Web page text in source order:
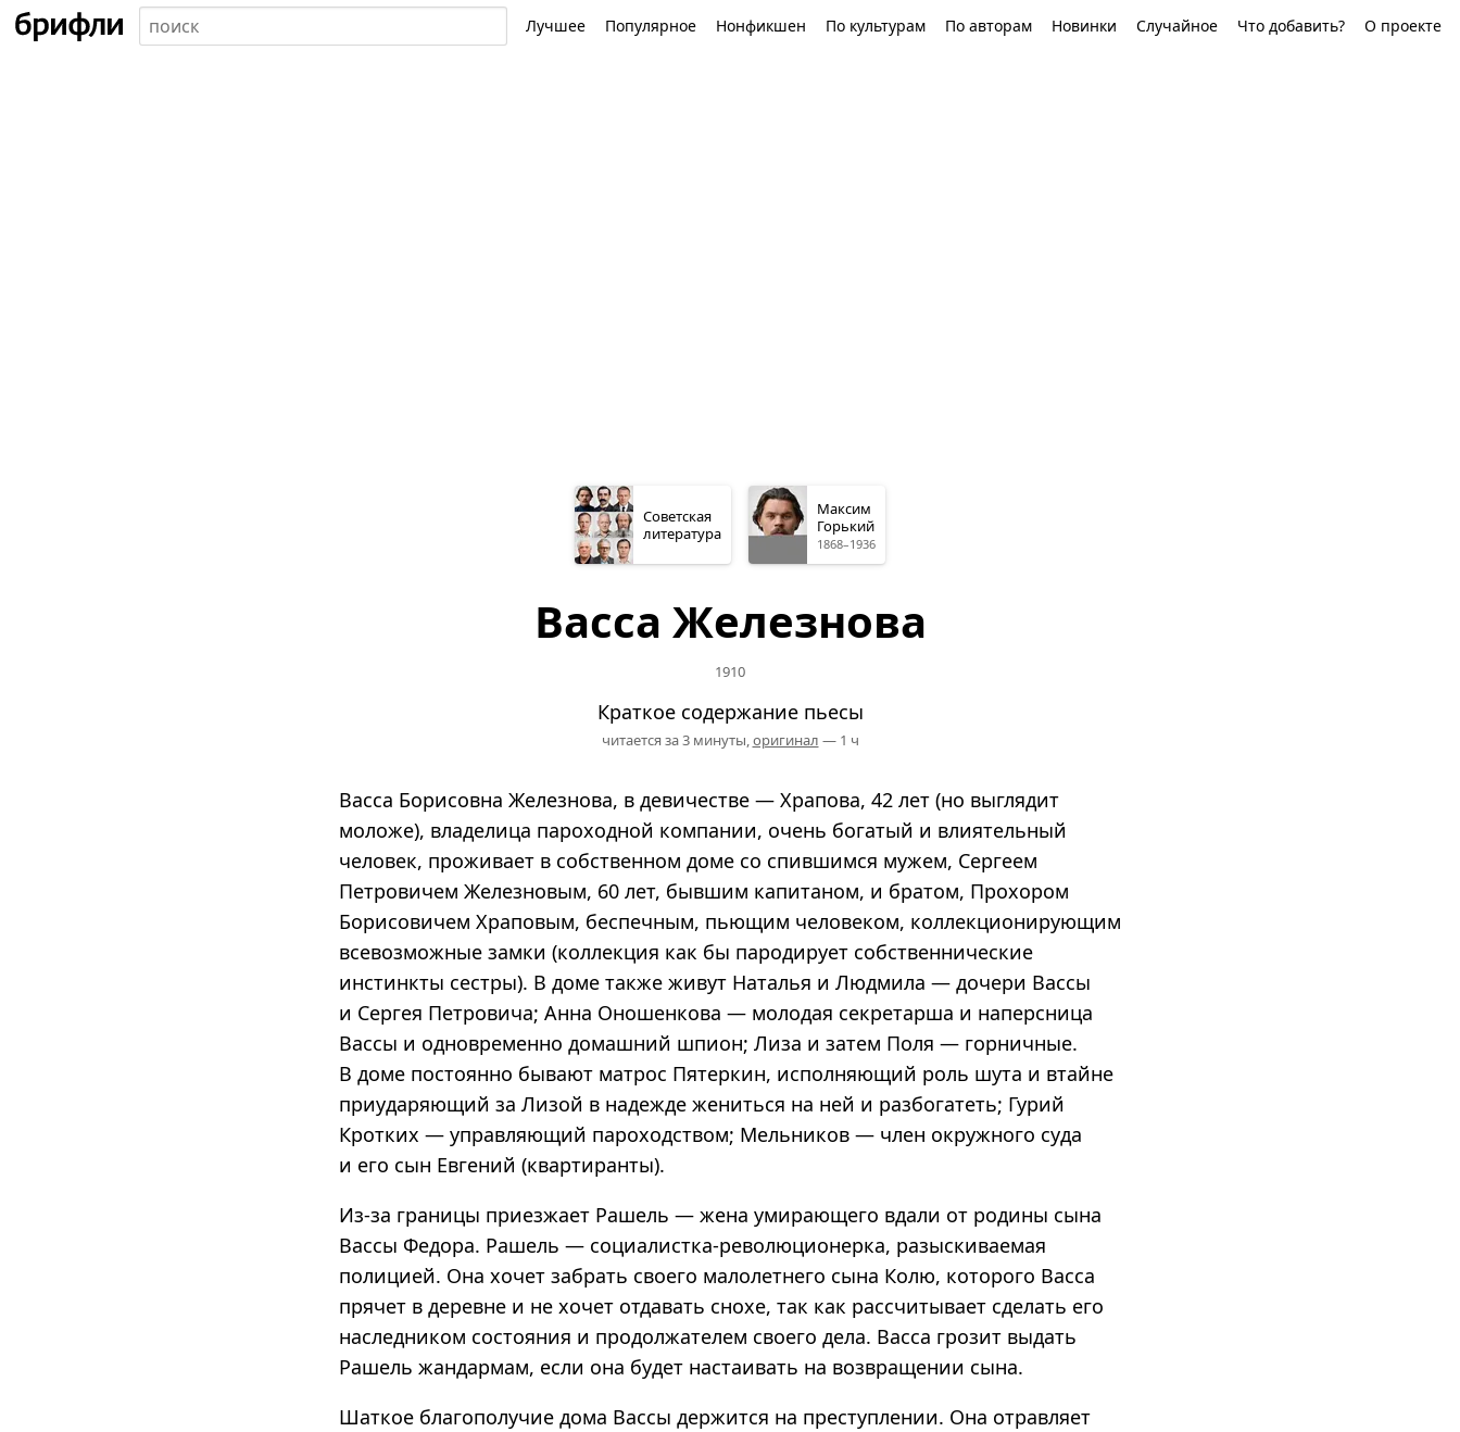
Лучшее Популярное Нонфикшен По культурам По авторам Новинки Случайное Что добавить? О проекте
Советская
литература
Максим
Горький
1868–1936
Васса Железнова
1910
Краткое содержание пьесы
читается за 3 минуты,оригинал — 1 ч
Васса Борисовна Железнова, в девичестве — Храпова, 42 лет (но выглядит
моложе), владелица пароходной компании, очень богатый и влиятельный
человек, проживает в собственном доме со спившимся мужем, Сергеем
Петровичем Железновым, 60 лет, бывшим капитаном, и братом, Прохором
Борисовичем Храповым, беспечным, пьющим человеком, коллекционирующим
всевозможные замки (коллекция как бы пародирует собственнические
инстинкты сестры). В доме также живут Наталья и Людмила — дочери Вассы
и Сергея Петровича; Анна Оношенкова — молодая секретарша и наперсница
Вассы и одновременно домашний шпион; Лиза и затем Поля — горничные.
В доме постоянно бывают матрос Пятеркин, исполняющий роль шута и втайне
приударяющий за Лизой в надежде жениться на ней и разбогатеть; Гурий
Кротких — управляющий пароходством; Мельников — член окружного суда
и его сын Евгений (квартиранты).
Из-за границы приезжает Рашель — жена умирающего вдали от родины сына
Вассы Федора. Рашель — социалистка-революционерка, разыскиваемая
полицией. Она хочет забрать своего малолетнего сына Колю, которого Васса
прячет в деревне и не хочет отдавать снохе, так как рассчитывает сделать его
наследником состояния и продолжателем своего дела. Васса грозит выдать
Рашель жандармам, если она будет настаивать на возвращении сына.
Шаткое благополучие дома Вассы держится на преступлении. Она отравляет